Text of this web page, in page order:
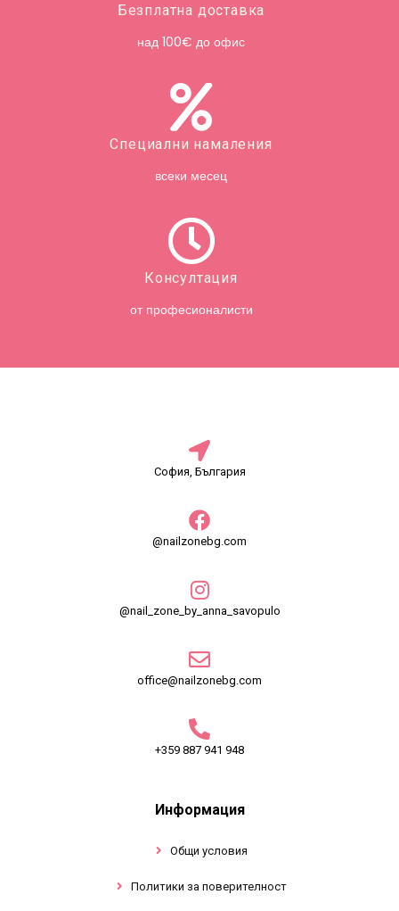
Безплатна доставка
над 100€ до офис
Специални намаления
всеки месец
Консултация
от професионалисти
София, България
@nailzonebg.com
@nail_zone_by_anna_savopulo
office@nailzonebg.com
+359 887 941 948
Информация
Общи условия
Политики за поверителност